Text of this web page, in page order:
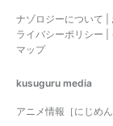
ナゾロジーについて
ライバシーポリシー
マップ
kusuguru media
アニメ情報［にじめん